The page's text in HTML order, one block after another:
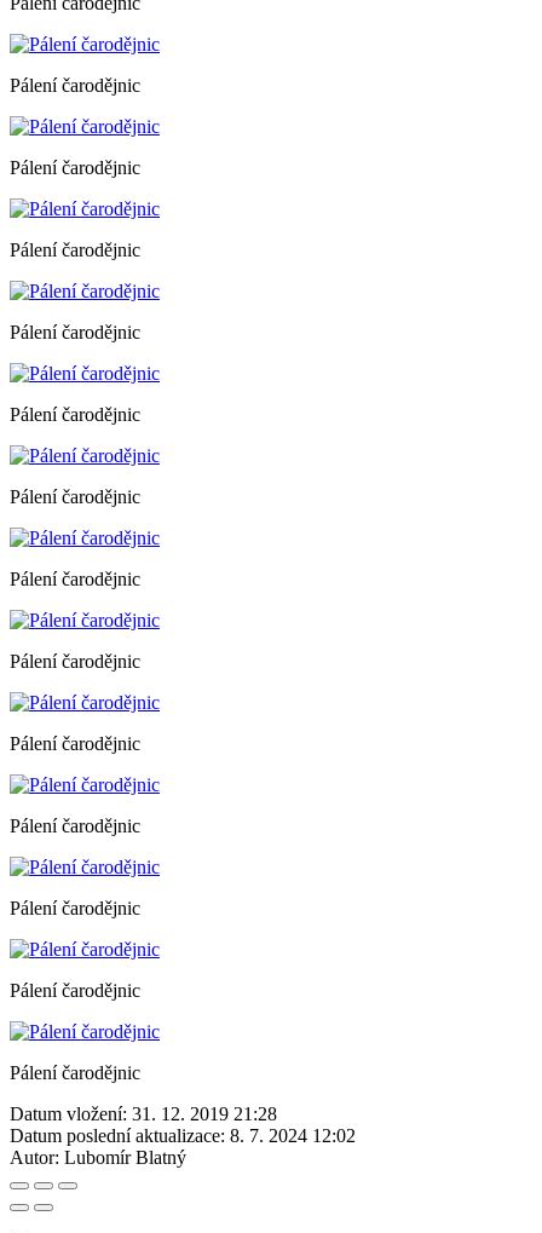
Pálení čarodějnic
Pálení čarodějnic
Pálení čarodějnic
Pálení čarodějnic
Pálení čarodějnic
Pálení čarodějnic
Pálení čarodějnic
Pálení čarodějnic
Pálení čarodějnic
Pálení čarodějnic
Pálení čarodějnic
Pálení čarodějnic
Pálení čarodějnic
Datum vložení: 31. 12. 2019 21:28
Datum poslední aktualizace: 8. 7. 2024 12:02
Autor: Lubomír Blatný